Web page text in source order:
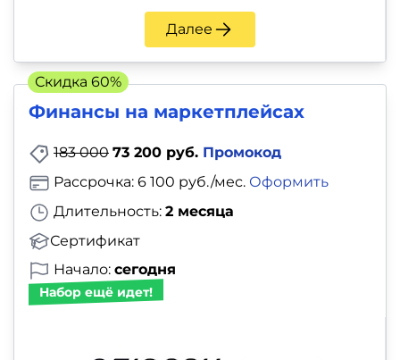
Далее
Финансы на маркетплейсах
183 000 73 200 руб. Промокод
Длительность: 2 месяца
Сертификат
Рассрочка: 6 100 руб./мес. Оформить
Начало: сегодня
Набор ещё идет!
Скидка 60%